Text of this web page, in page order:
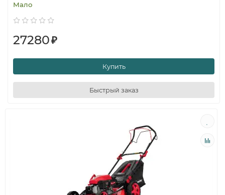
Мало
27280₽
Купить
Быстрый заказ